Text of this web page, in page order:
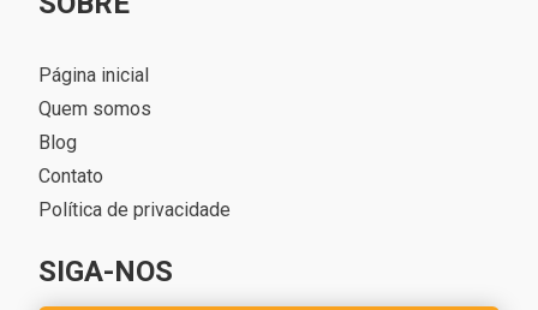
Página inicial
Quem somos
Blog
Contato
Política de privacidade
SIGA-NOS